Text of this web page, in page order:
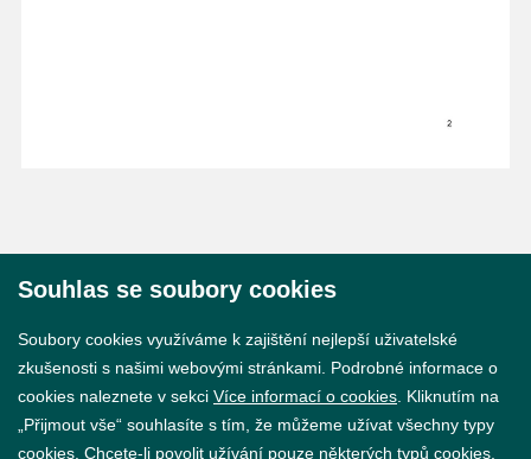
Souhlas se soubory cookies
Soubory cookies využíváme k zajištění nejlepší uživatelské
zkušenosti s našimi webovými stránkami. Podrobné informace o
cookies naleznete v sekci Více informací o cookies . Kliknutím na
„Přijmout vše“ souhlasíte s tím, že můžeme užívat všechny typy
cookies. Chcete-li povolit užívání pouze některých typů cookies,